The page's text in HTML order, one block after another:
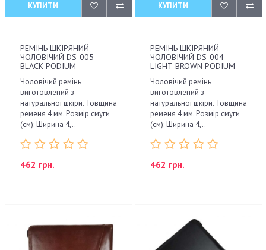
КУПИТИ
РЕМІНЬ ШКІРЯНИЙ
ЧОЛОВІЧИЙ DS-005
BLACK PODIUM
Чоловічий ремінь
виготовлений з
натуральної шкіри. Товщина
ременя 4 мм. Розмір смуги
(см): Ширина 4,..
462 грн.
КУПИТИ
РЕМІНЬ ШКІРЯНИЙ
ЧОЛОВІЧИЙ DS-004
LIGHT-BROWN PODIUM
Чоловічий ремінь
виготовлений з
натуральної шкіри. Товщина
ременя 4 мм. Розмір смуги
(см): Ширина 4,..
462 грн.